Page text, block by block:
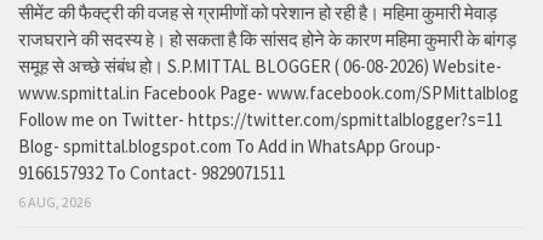
सीमेंट की फैक्ट्री की वजह से ग्रामीणों को परेशान हो रही है। महिमा कुमारी मेवाड़
राजघराने की सदस्य हे। हो सकता है कि सांसद होने के कारण महिमा कुमारी के बांगड़
समूह से अच्छे संबंध हो। S.P.MITTAL BLOGGER ( 06-08-2026) Website-
www.spmittal.in Facebook Page- www.facebook.com/SPMittalblog
Follow me on Twitter- https://twitter.com/spmittalblogger?s=11
Blog- spmittal.blogspot.com To Add in WhatsApp Group-
9166157932 To Contact- 9829071511
6 AUG, 2026